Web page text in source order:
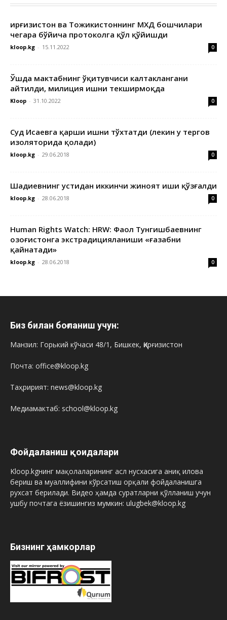
Қирғизистон ва Тожикистоннинг МХДҚ бошчилари
чегара бўйича протоколга қўл қўйишди
kloop.kg - 15.11.2022 0
Ўшда мактабнинг ўқитувчиси калтаклангани
айтилди, милиция ишни текширмоқда
Kloop - 31.10.2022 0
Суд Исаевга қарши ишни тўхтатди (лекин у тергов
изоляторида қолади)
kloop.kg - 29.06.2018 0
Шадиевнинг устидан иккинчи жиноят иши қўзғалди
kloop.kg - 28.06.2018 0
Human Rights Watch: HRW: Фаол Тунгишбаевнинг
Қозоғистонга экстрадицияланиши «ғазабни
қайнатади»
kloop.kg - 28.06.2018 0
Биз билан боғланиш учун:
Манзил: Горький кўчаси 48/1, Бишкек, Қирғизистон
Почта: office@kloop.kg
Таҳририят: news@kloop.kg
Медиамактаб: school@kloop.kg
Фойдаланиш қоидалари
Kloop.kgнинг мақолаларининг асл нусхасига аниқ илова
бериш ва муаллифини кўрсатиш орқали фойдаланишга
рухсат берилади. Видео ҳамда суратларни қўлланиш учун
ушбу почтага ёзишингиз мумкин: ulugbek@kloop.kg
Бизнинг ҳамкорлар